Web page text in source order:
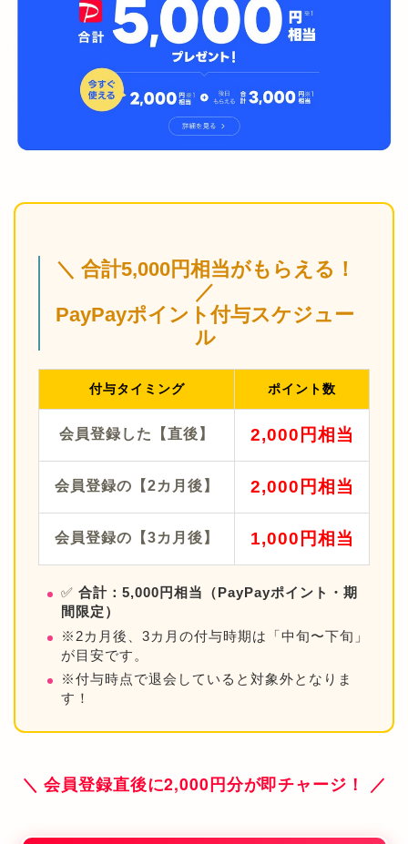
＼ 合計5,000円相当がもらえる！
／
PayPayポイント付与スケジュー
ル
付与タイミング ポイント数
会員登録した【直後】 2,000円相当
会員登録の【2カ月後】 2,000円相当
会員登録の【3カ月後】 1,000円相当
✅ 合計：5,000円相当（PayPayポイント・期
間限定）
※2カ月後、3カ月の付与時期は「中旬〜下旬」
が目安です。
※付与時点で退会していると対象外となりま
す！
＼ 会員登録直後に2,000円分が即チャージ！ ／